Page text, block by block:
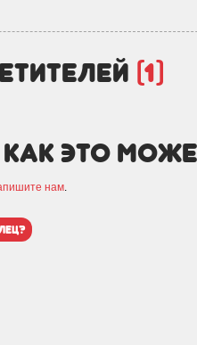
(1)
как это
нам.